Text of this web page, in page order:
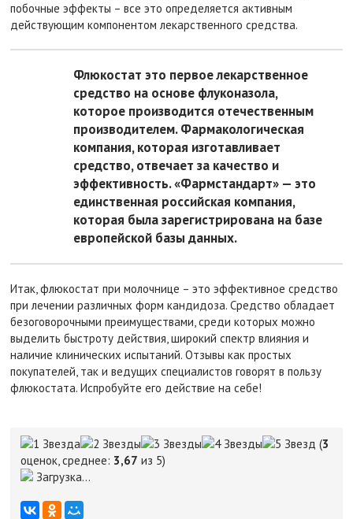
побочные эффекты – все это определяется активным
действующим компонентом лекарственного средства.
Флюкостат это первое лекарственное
средство на основе флуконазола,
которое производится отечественным
производителем. Фармакологическая
компания, которая изготавливает
средство, отвечает за качество и
эффективность. «Фармстандарт» — это
единственная российская компания,
которая была зарегистрирована на базе
европейской базы данных.
Итак, флюкостат при молочнице – это эффективное средство
при лечении различных форм кандидоза. Средство обладает
безоговорочными преимуществами, среди которых можно
выделить быстроту действия, широкий спектр влияния и
наличие клинических испытаний. Отзывы как простых
покупателей, так и ведущих специалистов говорят в пользу
флюкостата. Испробуйте его действие на себе!
(3
оценок, среднее: 3,67 из 5)
Загрузка...